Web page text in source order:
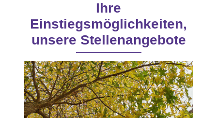
Ihre
Einstiegsmöglichkeiten,
unsere Stellenangebote